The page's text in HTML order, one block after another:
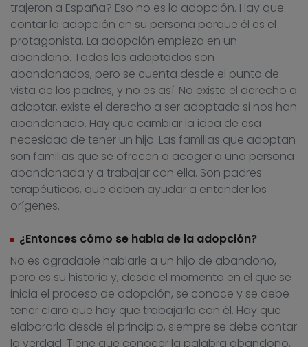
trajeron a España? Eso no es la adopción. Hay que
contar la adopción en su persona porque él es el
protagonista. La adopción empieza en un
abandono. Todos los adoptados son
abandonados, pero se cuenta desde el punto de
vista de los padres, y no es así. No existe el derecho a
adoptar, existe el derecho a ser adoptado si nos han
abandonado. Hay que cambiar la idea de esa
necesidad de tener un hijo. Las familias que adoptan
son familias que se ofrecen a acoger a una persona
abandonada y a trabajar con ella. Son padres
terapéuticos, que deben ayudar a entender los
orígenes.
¿Entonces cómo se habla de la adopción?
No es agradable hablarle a un hijo de abandono,
pero es su historia y, desde el momento en el que se
inicia el proceso de adopción, se conoce y se debe
tener claro que hay que trabajarla con él. Hay que
elaborarla desde el principio, siempre se debe contar
la verdad. Tiene que conocer la palabra abandono,